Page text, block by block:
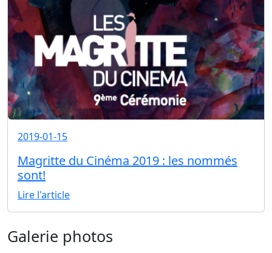
2019-01-15
Magritte du Cinéma 2019 : les nommés
sont!
Lire l'article
Galerie photos